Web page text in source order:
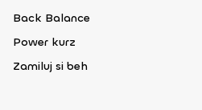
Back Balance
Power kurz
Zamiluj si beh